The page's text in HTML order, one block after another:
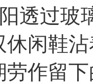
透过玻
闲鞋
作留